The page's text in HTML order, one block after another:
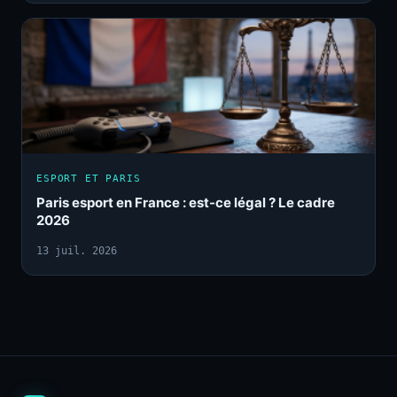
ESPORT ET PARIS
Paris esport en France : est-ce légal ? Le cadre
2026
13 juil. 2026